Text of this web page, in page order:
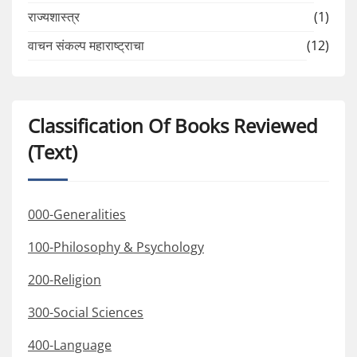
राज्यशास्त्र
(1)
वाचन संकल्प महाराष्ट्राचा
(12)
Classification Of Books Reviewed
(Text)
000-Generalities
100-Philosophy & Psychology
200-Religion
300-Social Sciences
400-Language